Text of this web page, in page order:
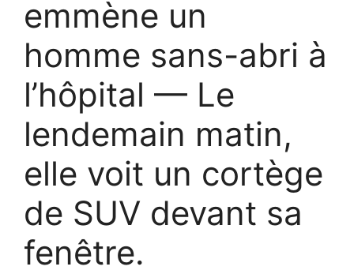
emmène un
homme sans-abri à
l’hôpital — Le
lendemain matin,
elle voit un cortège
de SUV devant sa
fenêtre.